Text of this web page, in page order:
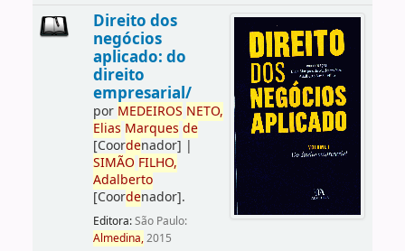
Direito dos
negócios
aplicado: do
direito
empresarial/
por MEDEIROS NETO,
Elias Marques de
[Coordenador] |
SIMÃO FILHO,
Adalberto
[Coordenador].
Editora:São Paulo:
Almedina,2015